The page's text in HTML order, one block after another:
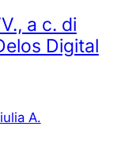
a c. di
Digital
A.